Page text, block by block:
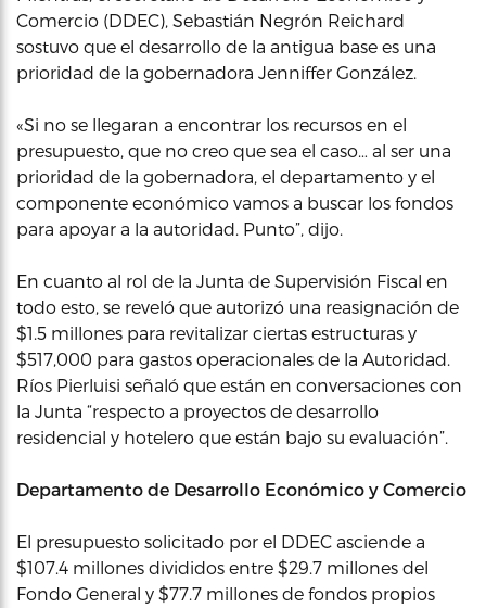
Comercio (DDEC), Sebastián Negrón Reichard
sostuvo que el desarrollo de la antigua base es una
prioridad de la gobernadora Jenniffer González.
«Si no se llegaran a encontrar los recursos en el
presupuesto, que no creo que sea el caso… al ser una
prioridad de la gobernadora, el departamento y el
componente económico vamos a buscar los fondos
para apoyar a la autoridad. Punto”, dijo.
En cuanto al rol de la Junta de Supervisión Fiscal en
todo esto, se reveló que autorizó una reasignación de
$1.5 millones para revitalizar ciertas estructuras y
$517,000 para gastos operacionales de la Autoridad.
Ríos Pierluisi señaló que están en conversaciones con
la Junta “respecto a proyectos de desarrollo
residencial y hotelero que están bajo su evaluación”.
Departamento de Desarrollo Económico y Comercio
El presupuesto solicitado por el DDEC asciende a
$107.4 millones divididos entre $29.7 millones del
Fondo General y $77.7 millones de fondos propios